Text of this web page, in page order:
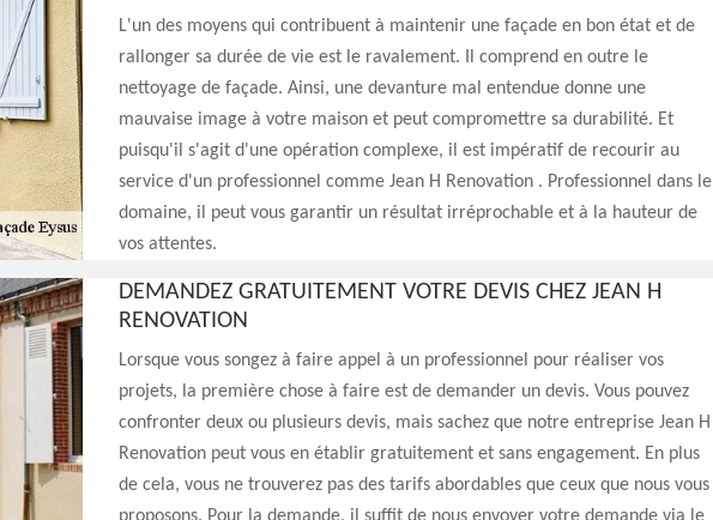
L'un des moyens qui contribuent à maintenir une façade en bon état et de
rallonger sa durée de vie est le ravalement. Il comprend en outre le
nettoyage de façade. Ainsi, une devanture mal entendue donne une
mauvaise image à votre maison et peut compromettre sa durabilité. Et
puisqu'il s'agit d'une opération complexe, il est impératif de recourir au
service d'un professionnel comme Jean H Renovation . Professionnel dans le
domaine, il peut vous garantir un résultat irréprochable et à la hauteur de
vos attentes.
DEMANDEZ GRATUITEMENT VOTRE DEVIS CHEZ JEAN H
RENOVATION
Lorsque vous songez à faire appel à un professionnel pour réaliser vos
projets, la première chose à faire est de demander un devis. Vous pouvez
confronter deux ou plusieurs devis, mais sachez que notre entreprise Jean H
Renovation peut vous en établir gratuitement et sans engagement. En plus
de cela, vous ne trouverez pas des tarifs abordables que ceux que nous vous